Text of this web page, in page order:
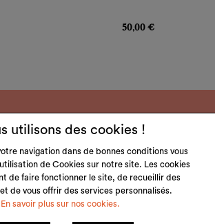
50,00 €
utilisons des cookies !
navigation dans de bonnes conditions vous
de Cookies sur notre site. Les cookies
de faire fonctionner le site, de recueillir des
de vous offrir des services personnalisés.
En savoir plus sur nos cookies.